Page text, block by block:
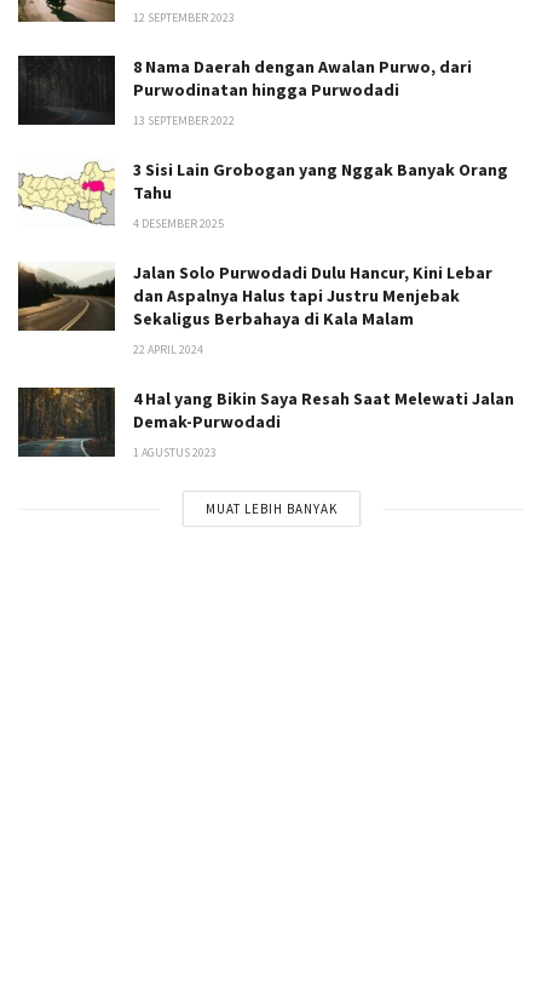
12 SEPTEMBER 2023
8 Nama Daerah dengan Awalan Purwo, dari
Purwodinatan hingga Purwodadi
13 SEPTEMBER 2022
3 Sisi Lain Grobogan yang Nggak Banyak Orang
Tahu
4 DESEMBER 2025
Jalan Solo Purwodadi Dulu Hancur, Kini Lebar
dan Aspalnya Halus tapi Justru Menjebak
Sekaligus Berbahaya di Kala Malam
22 APRIL 2024
4 Hal yang Bikin Saya Resah Saat Melewati Jalan
Demak-Purwodadi
1 AGUSTUS 2023
MUAT LEBIH BANYAK